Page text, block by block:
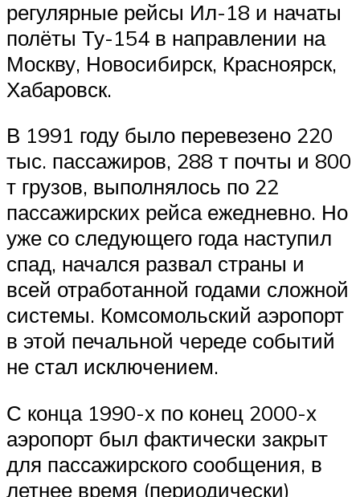
регулярные рейсы Ил-18 и начаты
полёты Ту-154 в направлении на
Москву, Новосибирск, Красноярск,
Хабаровск.
В 1991 году было перевезено 220
тыс. пассажиров, 288 т почты и 800
т грузов, выполнялось по 22
пассажирских рейса ежедневно. Но
уже со следующего года наступил
спад, начался развал страны и
всей отработанной годами сложной
системы. Комсомольский аэропорт
в этой печальной череде событий
не стал исключением.
С конца 1990-х по конец 2000-х
аэропорт был фактически закрыт
для пассажирского сообщения, в
летнее время (периодически)